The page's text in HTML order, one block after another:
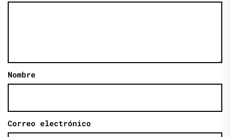
Nombre
Correo electrónico